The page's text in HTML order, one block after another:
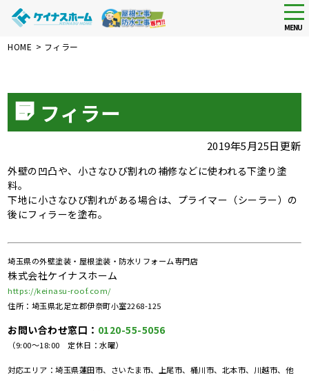
Skip
MENU
HOME > フィラー
フィラー
2019年5月25日更新
外壁の凹凸や、小さなひび割れの補修などに使われる下塗り塗
料。
下地に小さなひび割れがある場合は、プライマー（シーラー）の
後にフィラーを塗布。
埼玉県の外壁塗装・屋根塗装・防水リフォーム専門店
株式会社ケイナスホーム
https://keinasu-roof.com/
住所：埼玉県北足立郡伊奈町小室2268-125
お問い合わせ窓口： 0120-55-5056
（9:00～18:00 定休日：水曜）
対応エリア：埼玉県蓮田市、さいたま市、上尾市、桶川市、北本市、川越市、他